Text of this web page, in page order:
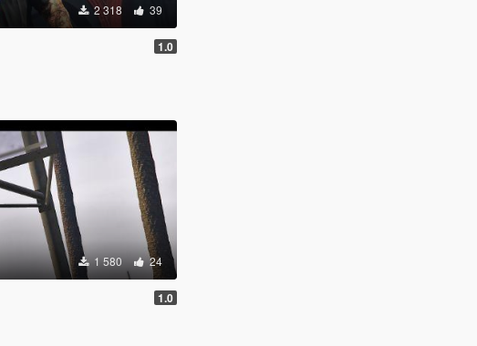
2 318 39
1.0
1 580 24
1.0